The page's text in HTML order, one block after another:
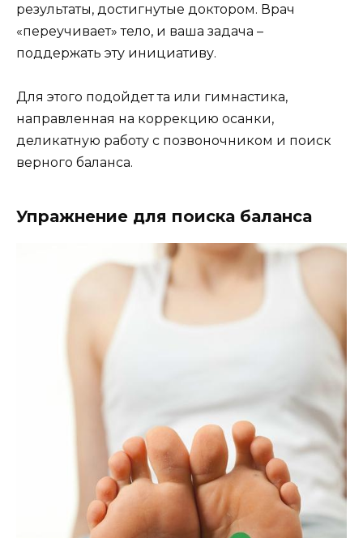
результаты, достигнутые доктором. Врач
«переучивает» тело, и ваша задача –
поддержать эту инициативу.
Для этого подойдет та или гимнастика,
направленная на коррекцию осанки,
деликатную работу с позвоночником и поиск
верного баланса.
Упражнение для поиска баланса